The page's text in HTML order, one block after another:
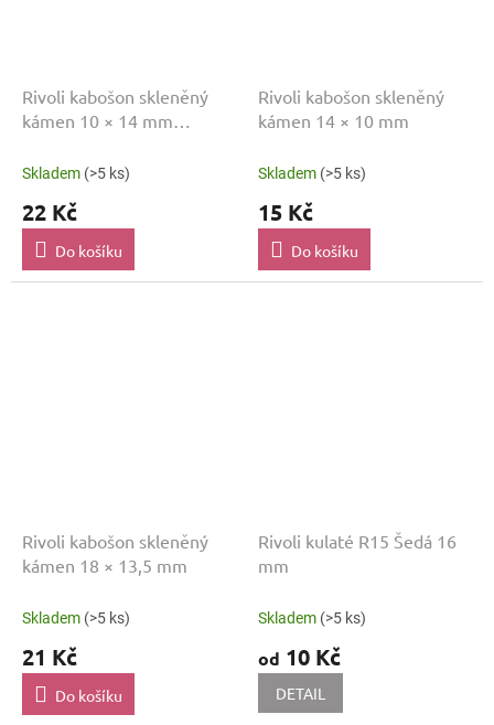
Rivoli kabošon skleněný
kámen 10 × 14 mm
Skladem (>5 ks)
22 Kč
Do košíku
Rivoli kabošon skleněný
kámen 14 × 10 mm
Skladem (>5 ks)
15 Kč
Do košíku
Rivoli kabošon skleněný
kámen 18 × 13,5 mm
Skladem (>5 ks)
21 Kč
Do košíku
Rivoli kulaté R15 Šedá 16
mm
Skladem (>5 ks)
od 10 Kč
DETAIL